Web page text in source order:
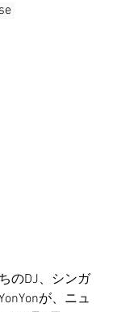
のDJ、シンガ
が、ニュ